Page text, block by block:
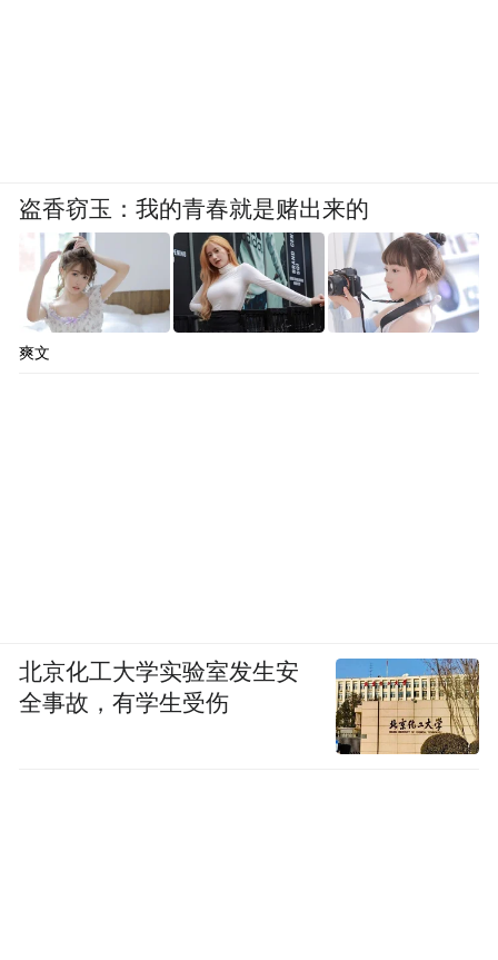
盗香窃玉：我的青春就是赌出来的
爽文
北京化工大学实验室发生安
全事故，有学生受伤